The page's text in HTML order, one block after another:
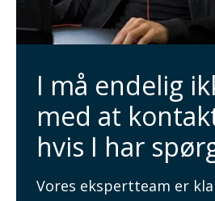
I må endelig
med at
hvis I har
Vores ekspertteam er